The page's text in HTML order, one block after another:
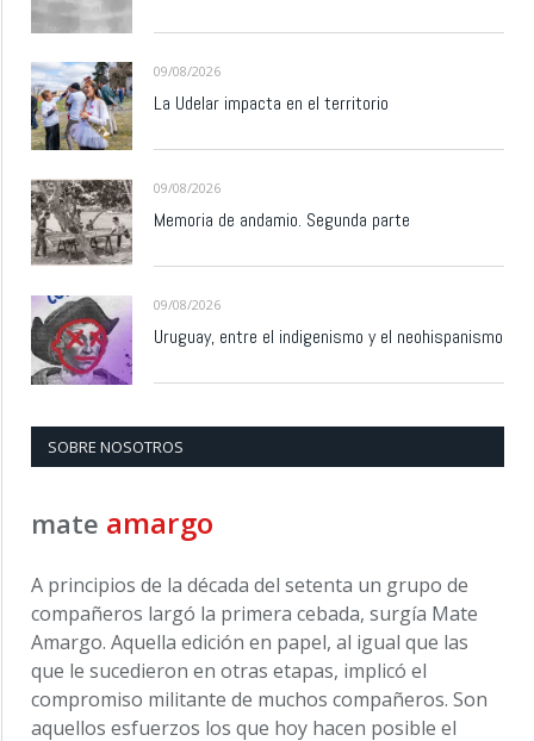
09/08/2026
La Udelar impacta en el territorio
09/08/2026
Memoria de andamio. Segunda parte
09/08/2026
Uruguay, entre el indigenismo y el neohispanismo
SOBRE NOSOTROS
mate amargo
A principios de la década del setenta un grupo de
compañeros largó la primera cebada, surgía Mate
Amargo. Aquella edición en papel, al igual que las
que le sucedieron en otras etapas, implicó el
compromiso militante de muchos compañeros. Son
aquellos esfuerzos los que hoy hacen posible el